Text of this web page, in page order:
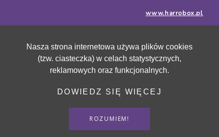
www.harrobox.pl
Polityka prywatności Polityka cookies
Copyright © 2013-2026 by Harro.
All Rights Reserved.
Nasza strona internetowa używa plików cookies
(tzw. ciasteczka) w celach statystycznych,
reklamowych oraz funkcjonalnych.
DOWIEDZ SIĘ WIĘCEJ
ROZUMIEM!